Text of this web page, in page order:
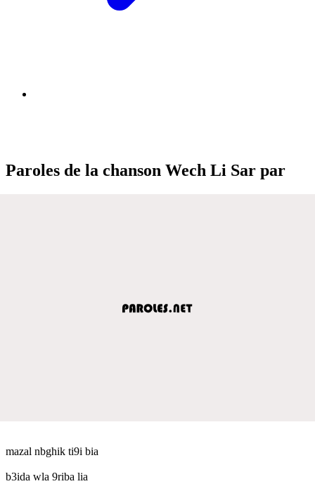
Paroles de la chanson Wech Li Sar par
mazal nbghik ti9i bia
b3ida wla 9riba lia